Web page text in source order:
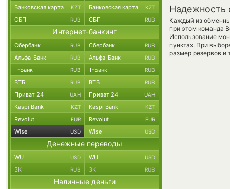
Надежность
Каждый из
при этом команда
Использование
пунктах. При
размер резервов и
Банковская карта KZT Банковская карта KZT
СБП RUB СБП RUB
Интернет-банкинг
Сбербанк RUB Сбербанк RUB
Альфа-Банк RUB Альфа-Банк RUB
Т-Банк RUB Т-Банк RUB
ВТБ RUB ВТБ RUB
Приват 24 UAH Приват 24 UAH
Kaspi Bank KZT Kaspi Bank KZT
Revolut EUR Revolut EUR
Wise USD Wise USD
Денежные переводы
WU USD WU USD
ЗК RUB ЗК RUB
Наличные деньги